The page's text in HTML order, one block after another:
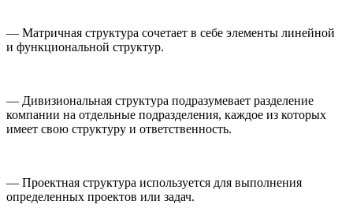
— Матричная структура сочетает в себе элементы линейной
и функциональной структур.
— Дивизиональная структура подразумевает разделение
компании на отдельные подразделения, каждое из которых
имеет свою структуру и ответственность.
— Проектная структура используется для выполнения
определенных проектов или задач.